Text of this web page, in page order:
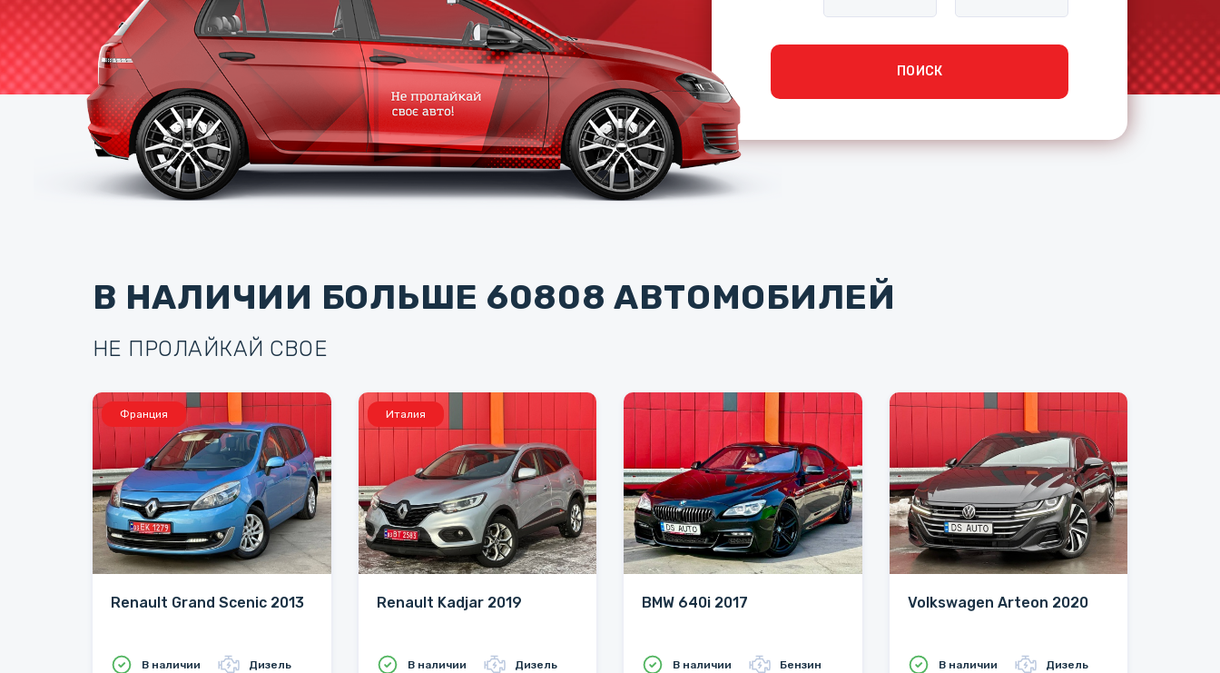
ПОИСК
В НАЛИЧИИ БОЛЬШЕ 60808 АВТОМОБИЛЕЙ
НЕ ПРОЛАЙКАЙ СВОЕ
Франция
Renault Grand Scenic 2013
В наличии Дизель
Италия
Renault Kadjar 2019
В наличии Дизель
BMW 640i 2017
В наличии Бензин
Volkswagen Arteon 2020
В наличии Дизель